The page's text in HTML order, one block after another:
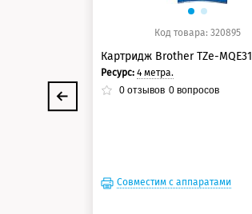
Код товара: 320895
Картридж Brother TZe-MQE31
Ресурс:4 метра.
0 отзывов 0 вопросов
Совместим с аппаратами